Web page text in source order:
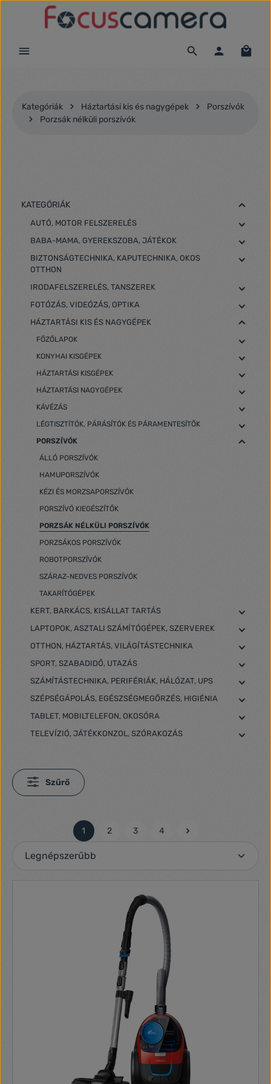
Ugrás a fő tartalomra
Kategóriák Háztartási kis és nagygépek
Porszívók
Porzsák nélküli porszívók
KATEGÓRIÁK
AUTÓ, MOTOR FELSZERELÉS
BABA-MAMA, GYEREKSZOBA, JÁTÉKOK
BIZTONSÁGTECHNIKA, KAPUTECHNIKA, OKOS
OTTHON
IRODAFELSZERELÉS, TANSZEREK
FOTÓZÁS, VIDEÓZÁS, OPTIKA
HÁZTARTÁSI KIS ÉS NAGYGÉPEK
FŐZŐLAPOK
KONYHAI KISGÉPEK
HÁZTARTÁSI KISGÉPEK
HÁZTARTÁSI NAGYGÉPEK
KÁVÉZÁS
LÉGTISZTÍTÓK, PÁRÁSÍTÓK ÉS PÁRAMENTESÍTŐK
PORSZÍVÓK
ÁLLÓ PORSZÍVÓK
HAMUPORSZÍVÓK
KÉZI ÉS MORZSAPORSZÍVÓK
PORSZÍVÓ KIEGÉSZÍTŐK
PORZSÁK NÉLKÜLI PORSZÍVÓK
PORZSÁKOS PORSZÍVÓK
ROBOTPORSZÍVÓK
SZÁRAZ-NEDVES PORSZÍVÓK
TAKARÍTÓGÉPEK
KERT, BARKÁCS, KISÁLLAT TARTÁS
LAPTOPOK, ASZTALI SZÁMÍTÓGÉPEK, SZERVEREK
OTTHON, HÁZTARTÁS, VILÁGÍTÁSTECHNIKA
SPORT, SZABADIDŐ, UTAZÁS
SZÁMÍTÁSTECHNIKA, PERIFÉRIÁK, HÁLÓZAT, UPS
SZÉPSÉGÁPOLÁS, EGÉSZSÉGMEGŐRZÉS, HIGIÉNIA
TABLET, MOBILTELEFON, OKOSÓRA
TELEVÍZIÓ, JÁTÉKKONZOL, SZÓRAKOZÁS
Szűrő
Oldal
1
Oldal
2
Oldal
3
Oldal
4